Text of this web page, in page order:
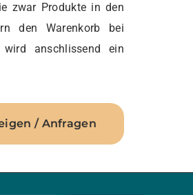
zwar Produkte in den
den Warenkorb bei
anschlissend ein
/ Anfragen